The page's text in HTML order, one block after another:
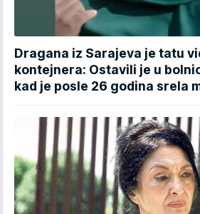
Dragana iz Sarajeva je tatu
kontejnera: Ostavili je u
kad je posle 26 godina srela